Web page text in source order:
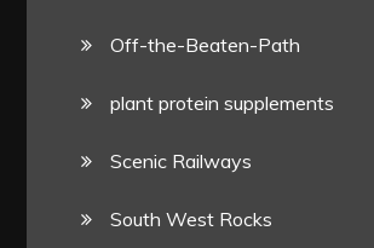
Off-the-Beaten-Path
plant protein supplements
Scenic Railways
South West Rocks